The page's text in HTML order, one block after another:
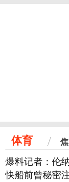
体育
爆料记者：伦
快船前曾秘密